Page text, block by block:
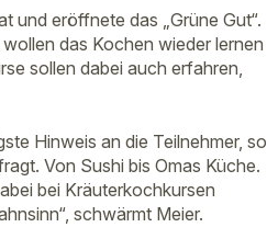
und eröffnete das „Grüne Gut“.
das Kochen wieder lernen
sollen dabei auch erfahren,
Hinweis an die Teilnehmer, so
Von Sushi bis Omas Küche.
bei Kräuterkochkursen
schwärmt Meier.